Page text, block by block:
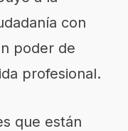
con
poder de
profesional.
que están